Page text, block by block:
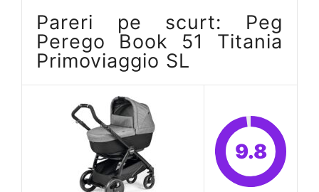
Pareri pe scurt: Peg
Perego Book 51 Titania
Primoviaggio SL
9.8